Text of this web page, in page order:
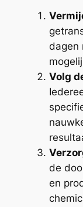
dagen
Volg
de
en